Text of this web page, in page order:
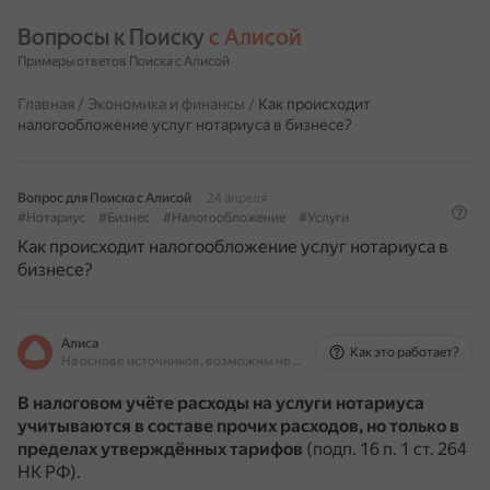
Вопросы к Поиску с Алисой
Примеры ответов Поиска с Алисой
Главная / Экономика и финансы / Как происходит
налогообложение услуг нотариуса в бизнесе?
Вопрос для Поиска с Алисой
24 апреля
#Нотариус
#Бизнес #Налогообложение #Услуги
Как происходит налогообложение услуг нотариуса в
бизнесе?
Алиса
На основе источников, возможны неточности
Как это работает?
В налоговом учёте расходы на услуги нотариуса
учитываются в составе прочих расходов, но только в
пределах утверждённых тарифов (подп. 16 п. 1 ст. 264
НК РФ).